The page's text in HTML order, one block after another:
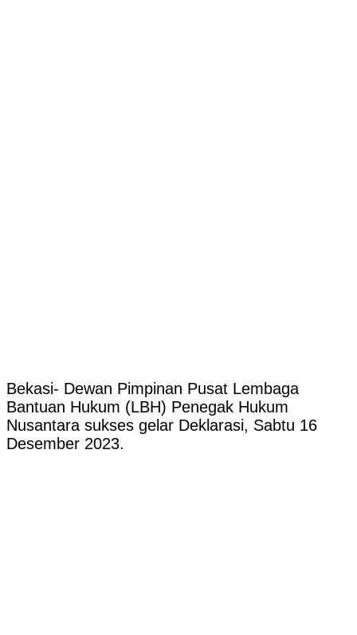
Bekasi- Dewan Pimpinan Pusat Lembaga
Bantuan Hukum (LBH) Penegak Hukum
Nusantara sukses gelar Deklarasi, Sabtu 16
Desember 2023.